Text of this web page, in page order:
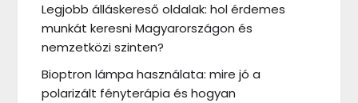
Legjobb álláskereső oldalak: hol érdemes
munkát keresni Magyarországon és
nemzetközi szinten?
Bioptron lámpa használata: mire jó a
polarizált fényterápia és hogyan